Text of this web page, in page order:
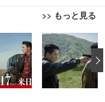
>> もっと見る
子 テレワーク 疲れな
コンパクト 約105度ロッ
転 座面昇降 強化ナイロ
在宅ワーク H-WY01
ムモニター | FlexScan
・USB Type-C・ホワ
ーツ 薄型 レギュラー 1
300枚